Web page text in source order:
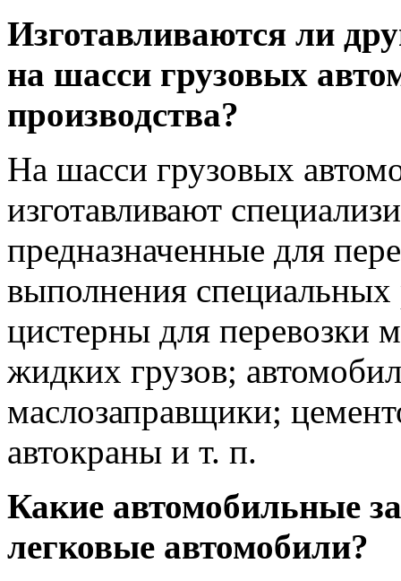
Изготавливаются ли
на шасси грузовых
производства?
На шасси грузовых
изготавливают
предназначенные для
выполнения
цистерны для перевозки
жидких грузов;
маслозаправщики;
автокраны и т. п.
Какие автомобильные
легковые автомобили?